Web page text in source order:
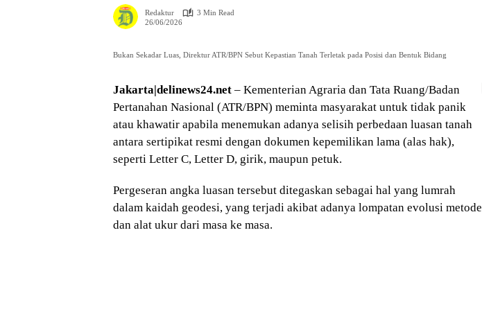
Redaktur
3 Min Read
26/06/2026
Bukan Sekadar Luas, Direktur ATR/BPN Sebut Kepastian Tanah Terletak pada Posisi dan Bentuk Bidang
Jakarta|delinews24.net – Kementerian Agraria dan Tata Ruang/Badan
Pertanahan Nasional (ATR/BPN) meminta masyarakat untuk tidak panik
atau khawatir apabila menemukan adanya selisih perbedaan luasan tanah
antara sertipikat resmi dengan dokumen kepemilikan lama (alas hak),
seperti Letter C, Letter D, girik, maupun petuk.
Pergeseran angka luasan tersebut ditegaskan sebagai hal yang lumrah
dalam kaidah geodesi, yang terjadi akibat adanya lompatan evolusi metode
dan alat ukur dari masa ke masa.